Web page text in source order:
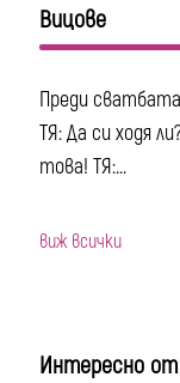
Вицове
Преди
ТЯ: Да си ходя
това! ТЯ:...
виж всички
Интересно